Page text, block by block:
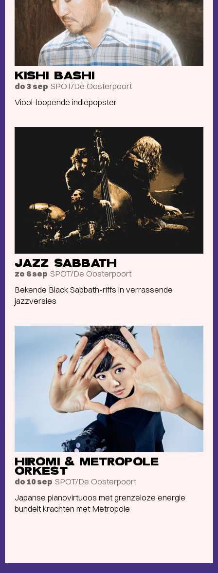
KISHI BASHI
do 3 sep SPOT/De Oosterpoort
Viool-loopende indiepopster
JAZZ SABBATH
zo 6 sep SPOT/De Oosterpoort
Bekende Black Sabbath-riffs in verrassende
jazzversies
HIROMI & METROPOLE
ORKEST
do 10 sep SPOT/De Oosterpoort
Japanse pianovirtuoos met grenzeloze energie
bundelt krachten met Metropole